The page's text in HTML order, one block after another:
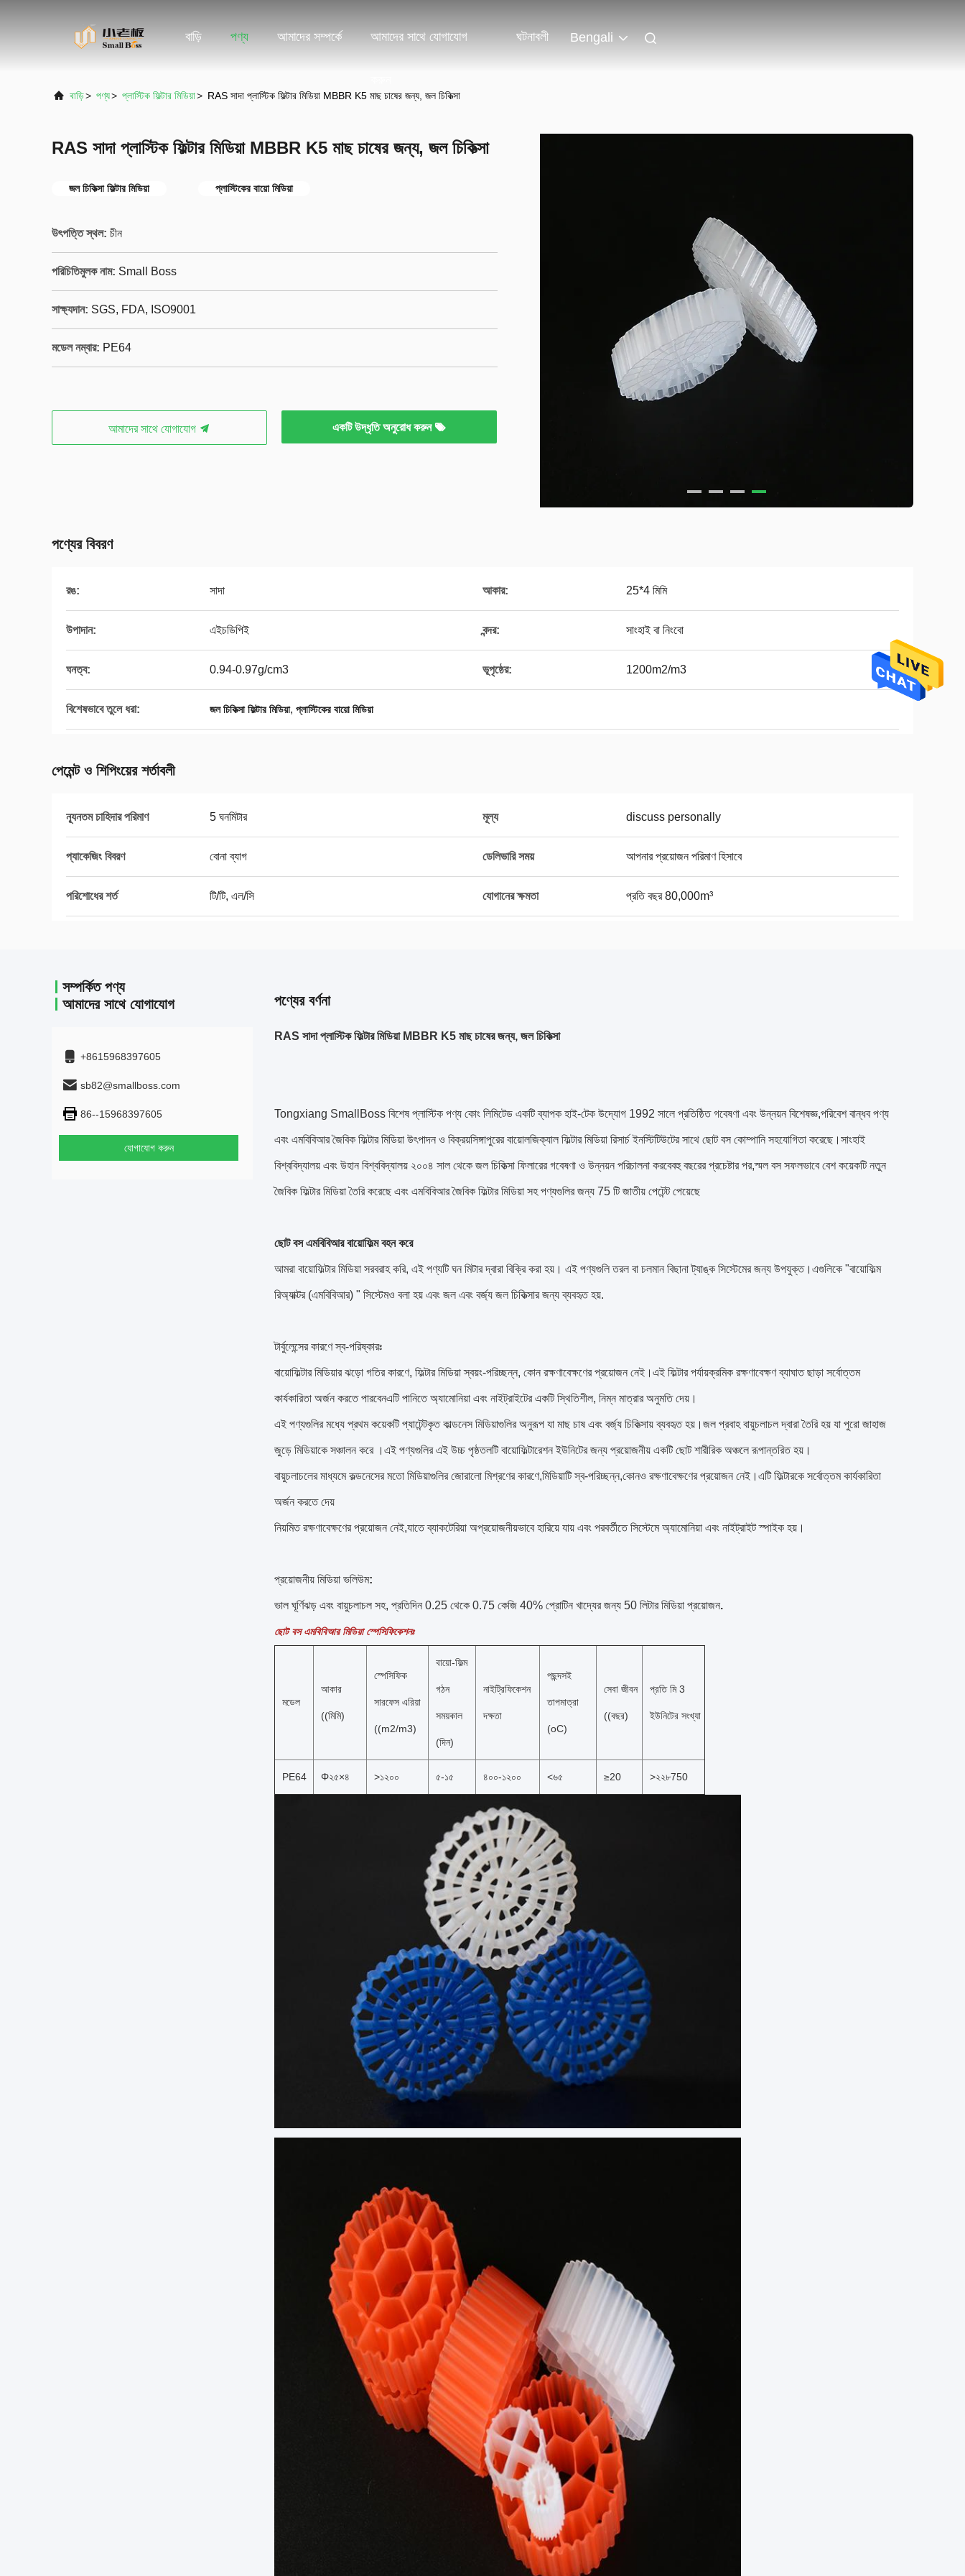
বাড়ি পণ্য আমাদের সম্পর্কে আমাদের সাথে যোগাযোগ ঘটনাবলী Bengali
বাড়ি> পণ্য> প্লাস্টিক ফিল্টার মিডিয়া> RAS সাদা প্লাস্টিক ফিল্টার মিডিয়া MBBR K5 মাছ চাষের জন্য, জল চিকিত্সা
RAS সাদা প্লাস্টিক ফিল্টার মিডিয়া MBBR K5 মাছ চাষের জন্য, জল চিকিত্সা
জল চিকিত্সা ফিল্টার মিডিয়া প্লাস্টিকের বায়ো মিডিয়া
উৎপত্তি স্থল: চীন
পরিচিতিমুলক নাম: Small Boss
সাক্ষ্যদান: SGS, FDA, ISO9001
মডেল নম্বার: PE64
আমাদের সাথে যোগাযোগ একটি উদ্ধৃতি অনুরোধ করুন
পণ্যের বিবরণ
রঙ: সাদা আকার: 25*4 মিমি
উপাদান: এইচডিপিই বন্দর: সাংহাই বা নিংবো
ঘনত্ব: 0.94-0.97g/cm3 ভূপৃষ্ঠের: 1200m2/m3
বিশেষভাবে তুলে ধরা: জল চিকিত্সা ফিল্টার মিডিয়া, প্লাস্টিকের বায়ো মিডিয়া
পেমেন্ট ও শিপিংয়ের শর্তাবলী
ন্যূনতম চাহিদার পরিমাণ 5 ঘনমিটার মূল্য discuss personally
প্যাকেজিং বিবরণ বোনা ব্যাগ ডেলিভারি সময় আপনার প্রয়োজন পরিমাণ হিসাবে
পরিশোধের শর্ত টি/টি, এল/সি যোগানের ক্ষমতা প্রতি বছর 80,000m³
সম্পর্কিত পণ্য
আমাদের সাথে যোগাযোগ
+8615968397605
sb82@smallboss.com
86--15968397605
যোগাযোগ করুন
পণ্যের বর্ণনা
RAS সাদা প্লাস্টিক ফিল্টার মিডিয়া MBBR K5 মাছ চাষের জন্য, জল চিকিত্সা
Tongxiang SmallBoss বিশেষ প্লাস্টিক পণ্য কোং লিমিটেড একটি ব্যাপক হাই-টেক উদ্যোগ 1992 সালে প্রতিষ্ঠিত গবেষণা এবং উন্নয়ন বিশেষজ্ঞ,পরিবেশ বান্ধব পণ্য
এবং এমবিবিআর জৈবিক ফিল্টার মিডিয়া উৎপাদন ও বিক্রয়সিঙ্গাপুরের বায়োলজিক্যাল ফিল্টার মিডিয়া রিসার্চ ইনস্টিটিউটের সাথে ছোট বস কোম্পানি সহযোগিতা করেছে।সাংহাই
বিশ্ববিদ্যালয় এবং উহান বিশ্ববিদ্যালয় ২০০৪ সাল থেকে জল চিকিত্সা ফিলারের গবেষণা ও উন্নয়ন পরিচালনা করবেবহু বছরের প্রচেষ্টার পর,স্মল বস সফলভাবে বেশ কয়েকটি নতুন
জৈবিক ফিল্টার মিডিয়া তৈরি করেছে এবং এমবিবিআর জৈবিক ফিল্টার মিডিয়া সহ পণ্যগুলির জন্য 75 টি জাতীয় পেটেন্ট পেয়েছে
ছোট বস এমবিবিআর বায়োফিল্ম বহন করে
আমরা বায়োফিল্টার মিডিয়া সরবরাহ করি, এই পণ্যটি ঘন মিটার দ্বারা বিক্রি করা হয়। এই পণ্যগুলি তরল বা চলমান বিছানা ট্যাঙ্ক সিস্টেমের জন্য উপযুক্ত।এগুলিকে "বায়োফিল্ম
রিঅ্যাক্টর (এমবিবিআর) " সিস্টেমও বলা হয় এবং জল এবং বর্জ্য জল চিকিত্সার জন্য ব্যবহৃত হয়.
টার্বুলেন্সের কারণে স্ব-পরিষ্কারঃ
বায়োফিল্টার মিডিয়ার ঝড়ো গতির কারণে, ফিল্টার মিডিয়া স্বয়ং-পরিচ্ছন্ন, কোন রক্ষণাবেক্ষণের প্রয়োজন নেই।এই ফিল্টার পর্যায়ক্রমিক রক্ষণাবেক্ষণ ব্যাঘাত ছাড়া সর্বোত্তম
কার্যকারিতা অর্জন করতে পারবেনএটি পানিতে অ্যামোনিয়া এবং নাইট্রাইটের একটি স্থিতিশীল, নিম্ন মাত্রার অনুমতি দেয়।
এই পণ্যগুলির মধ্যে প্রথম কয়েকটি প্যাটেন্টকৃত কাল্ডনেস মিডিয়াগুলির অনুরূপ যা মাছ চাষ এবং বর্জ্য চিকিত্সায় ব্যবহৃত হয়।জল প্রবাহ বায়ুচলাচল দ্বারা তৈরি হয় যা পুরো জাহাজ
জুড়ে মিডিয়াকে সঞ্চালন করে ।এই পণ্যগুলির এই উচ্চ পৃষ্ঠতলটি বায়োফিল্টারেশন ইউনিটের জন্য প্রয়োজনীয় একটি ছোট শারীরিক অঞ্চলে রূপান্তরিত হয়।
বায়ুচলাচলের মাধ্যমে কল্ডনেসের মতো মিডিয়াগুলির জোরালো মিশ্রণের কারণে,মিডিয়াটি স্ব-পরিচ্ছন্ন,কোনও রক্ষণাবেক্ষণের প্রয়োজন নেই।এটি ফিল্টারকে সর্বোত্তম কার্যকারিতা
অর্জন করতে দেয়
নিয়মিত রক্ষণাবেক্ষণের প্রয়োজন নেই,যাতে ব্যাকটেরিয়া অপ্রয়োজনীয়ভাবে হারিয়ে যায় এবং পরবর্তীতে সিস্টেমে অ্যামোনিয়া এবং নাইট্রাইট স্পাইক হয়।
প্রয়োজনীয় মিডিয়া ভলিউম:
ভাল ঘূর্ণিঝড় এবং বায়ুচলাচল সহ, প্রতিদিন 0.25 থেকে 0.75 কেজি 40% প্রোটিন খাদ্যের জন্য 50 লিটার মিডিয়া প্রয়োজন.
ছোট বস এমবিবিআর মিডিয়া স্পেসিফিকেশনঃ
মডেল
আকার
((মিমি)
স্পেসিফিক
সারফেস এরিয়া
((m2/m3)
বায়ো-ফিল্ম
গঠন
সময়কাল
(দিন)
নাইট্রিফিকেশন
দক্ষতা
পছন্দসই
তাপমাত্রা
(oC)
সেবা জীবন
((বছর)
প্রতি মি 3
ইউনিটের সংখ্যা
PE64 Φ২৫×৪ >১২০০ ৫-১৫ ৪০০-১২০০ <৬৫ ≥20 >২২৮750